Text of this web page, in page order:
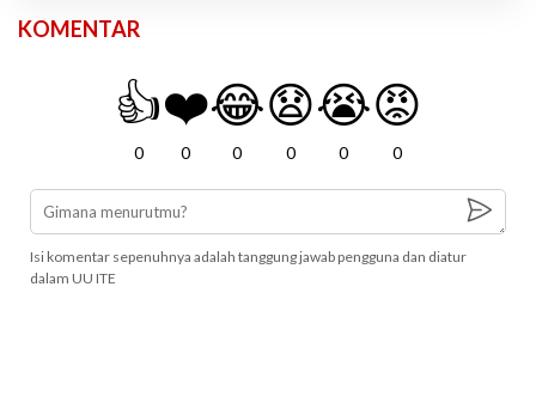
KOMENTAR
👍
0
❤️
0
😂
0
😧
0
😭
0
😡
0
Isi komentar sepenuhnya adalah tanggung jawab pengguna dan diatur
dalam UU ITE